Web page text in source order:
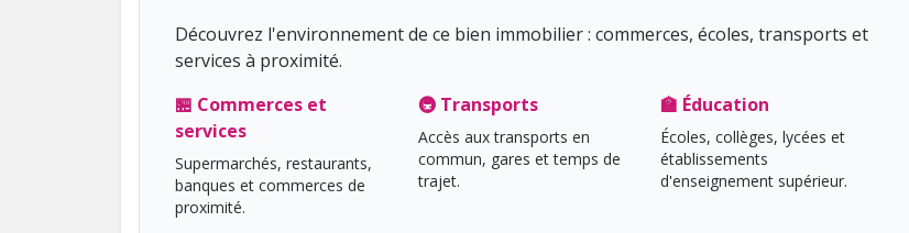
Découvrez l'environnement de ce bien immobilier : commerces, écoles, transports et
services à proximité.
🏪 Commerces et
services
Supermarchés, restaurants,
banques et commerces de
proximité.
🚇 Transports
Accès aux transports en
commun, gares et temps de
trajet.
🏫 Éducation
Écoles, collèges, lycées et
établissements
d'enseignement supérieur.